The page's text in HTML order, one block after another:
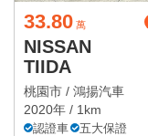
33.80 萬
NISSAN
TIIDA
桃園市 / 鴻揚汽車
2020年 / 1km
認證車
五大保證